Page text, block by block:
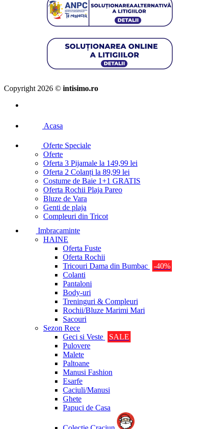
Copyright 2026 © intisimo.ro
Acasa
Oferte Speciale
Oferte
Oferta 3 Pijamale la 149,99 lei
Oferta 2 Colanți la 89,99 lei
Costume de Baie 1+1 GRATIS
Oferta Rochii Plaja Pareo
Bluze de Vara
Genti de plaja
Compleuri din Tricot
Imbracaminte
HAINE
Oferta Fuste
Oferta Rochii
Tricouri Dama din Bumbac
-40%
Colanti
Pantaloni
Body-uri
Treninguri & Compleuri
Rochii/Bluze Marimi Mari
Sacouri
Sezon Rece
Geci si Veste
SALE
Pulovere
Malete
Paltoane
Manusi Fashion
Esarfe
Caciuli/Manusi
Ghete
Papuci de Casa